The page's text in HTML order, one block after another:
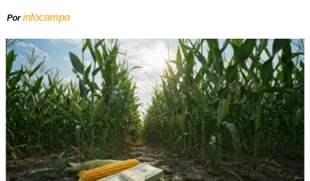
Porinfocampo